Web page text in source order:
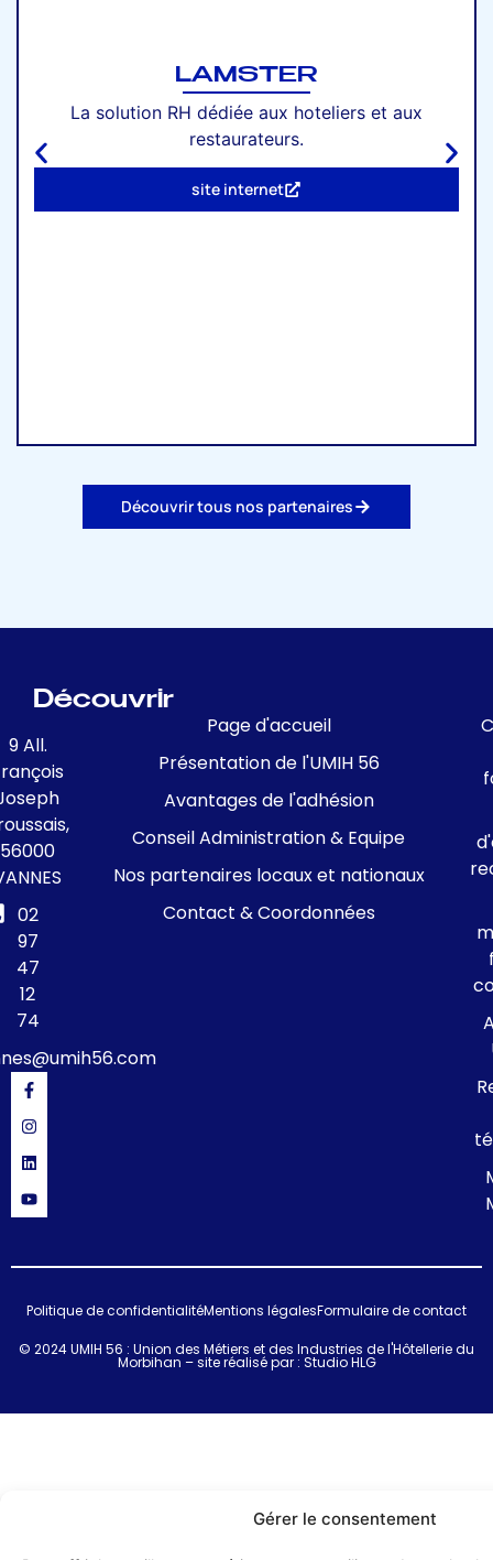
Gérer le consentement
LAMSTER
La solution RH dédiée aux hoteliers et aux
restaurateurs.
site internet
Découvrir tous nos partenaires
9 All.
56000
02
97
47
12
74
Découvrir
Page d'accueil
Présentation de l'UMIH 56
Avantages de l'adhésion
Conseil Administration & Equipe
Nos partenaires locaux et nationaux
Contact & Coordonnées
© 2024 UMIH 56 : Union des Métiers et des Industries de l'Hôtellerie du
Morbihan – site réalisé par : Studio HLG
Politique de confidentialitéMentions légalesFormulaire de contact